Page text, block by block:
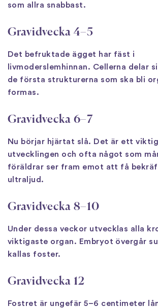
som allra snabbast.
Gravidvecka 4–5
Det befruktade ägget har fäst i
livmoderslemhinnan. Cellerna delar
de första strukturerna som ska bli
formas.
Gravidvecka 6–7
Nu börjar hjärtat slå. Det är ett
utvecklingen och ofta något som
föräldrar ser fram emot att få
ultraljud.
Gravidvecka 8–10
Under dessa veckor utvecklas alla
viktigaste organ. Embryot övergår
kallas foster.
Gravidvecka 12
Fostret är ungefär 5–6 centimeter